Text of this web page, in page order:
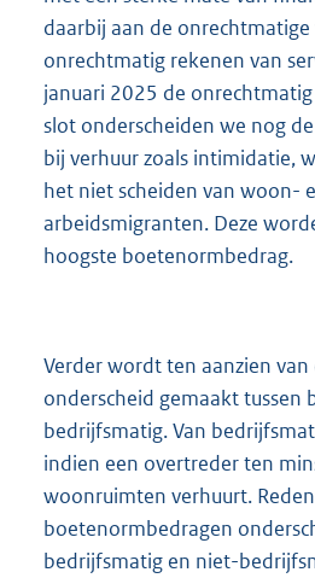
daarbij aan de
onrechtmatig rekenen van
januari 2025 de
slot onderscheiden we nog
bij verhuur zoals intimidatie,
het niet scheiden van woon-
arbeidsmigranten. Deze
hoogste boetenormbedrag.
Verder wordt ten aanzien
onderscheid gemaakt tussen
bedrijfsmatig. Van
indien een overtreder ten
woonruimten verhuurt.
boetenormbedragen
bedrijfsmatig en niet-